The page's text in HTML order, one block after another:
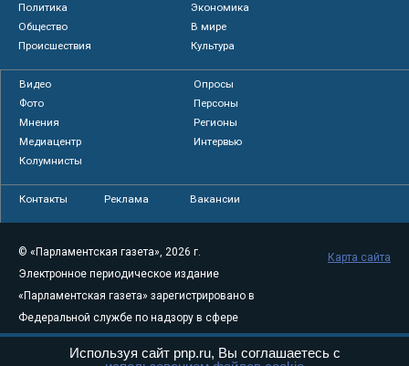
Политика
Экономика
Общество
В мире
Происшествия
Культура
Видео
Опросы
Фото
Персоны
Мнения
Регионы
Медиацентр
Интервью
Колумнисты
Контакты Реклама Вакансии
© «Парламентская газета», 2026 г.
Электронное периодическое издание
«Парламентская газета» зарегистрировано в
Федеральной службе по надзору в сфере
связи, информационных технологий и
массовых коммуникаций (Роскомнадзор) 05
Карта сайта
Используя сайт pnp.ru, Вы соглашаетесь с